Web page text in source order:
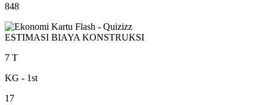
848
ESTIMASI BIAYA KONSTRUKSI
7 T
KG - 1st
17